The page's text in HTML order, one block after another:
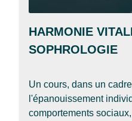
HARMONIE
SOPHROLOGIE
Un cours, dans un
l'épanouissement
comportements